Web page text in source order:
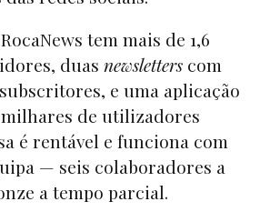
tem mais de 1,6
duas newsletters com
e uma aplicação
de utilizadores
é rentável e funciona com
— seis colaboradores a
a tempo parcial.